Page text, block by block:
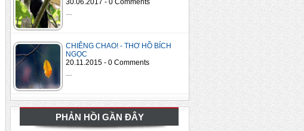
30.06.2017 - 0 Comments
CHIÊNG CHAO! - THƠ HỒ BÍCH
NGỌC
20.11.2015 - 0 Comments
PHẢN HỒI GẦN ĐÂY